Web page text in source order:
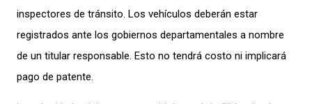
inspectores de tránsito. Los vehículos deberán estar
registrados ante los gobiernos departamentales a nombre
de un titular responsable. Esto no tendrá costo ni implicará
pago de patente.